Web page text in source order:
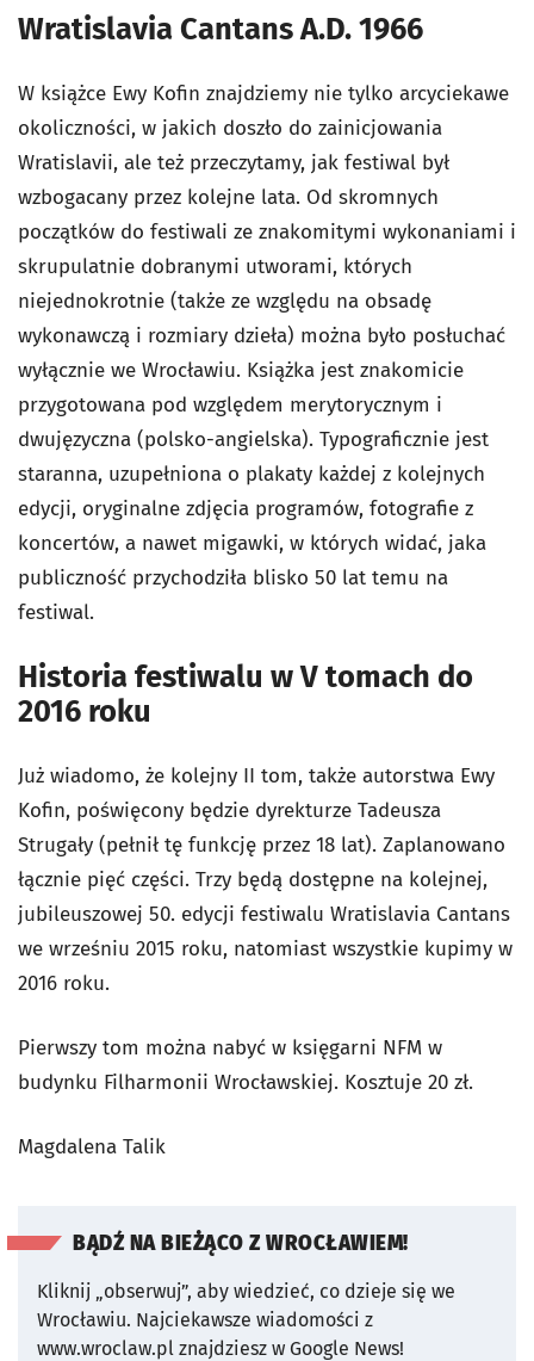
Wratislavia Cantans A.D. 1966
W książce Ewy Kofin znajdziemy nie tylko arcyciekawe
okoliczności, w jakich doszło do zainicjowania
Wratislavii, ale też przeczytamy, jak festiwal był
wzbogacany przez kolejne lata. Od skromnych
początków do festiwali ze znakomitymi wykonaniami i
skrupulatnie dobranymi utworami, których
niejednokrotnie (także ze względu na obsadę
wykonawczą i rozmiary dzieła) można było posłuchać
wyłącznie we Wrocławiu. Książka jest znakomicie
przygotowana pod względem merytorycznym i
dwujęzyczna (polsko-angielska). Typograficznie jest
staranna, uzupełniona o plakaty każdej z kolejnych
edycji, oryginalne zdjęcia programów, fotografie z
koncertów, a nawet migawki, w których widać, jaka
publiczność przychodziła blisko 50 lat temu na
festiwal.
Historia festiwalu w V tomach do
2016 roku
Już wiadomo, że kolejny II tom, także autorstwa Ewy
Kofin, poświęcony będzie dyrekturze Tadeusza
Strugały (pełnił tę funkcję przez 18 lat). Zaplanowano
łącznie pięć części. Trzy będą dostępne na kolejnej,
jubileuszowej 50. edycji festiwalu Wratislavia Cantans
we wrześniu 2015 roku, natomiast wszystkie kupimy w
2016 roku.
Pierwszy tom można nabyć w księgarni NFM w
budynku Filharmonii Wrocławskiej. Kosztuje 20 zł.
Magdalena Talik
BĄDŹ NA BIEŻĄCO Z WROCŁAWIEM!
Kliknij „obserwuj”, aby wiedzieć, co dzieje się we
Wrocławiu. Najciekawsze wiadomości z
www.wroclaw.pl znajdziesz w Google News!